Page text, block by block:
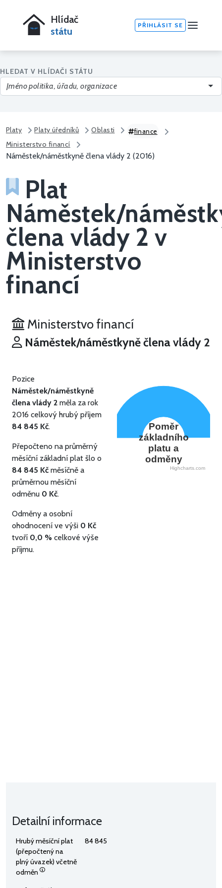
Hlídač
státu
PŘIHLÁSIT SE
HLEDAT V HLÍDAČI STÁTU
Platy Platy úředníků Oblasti finance
Ministerstvo financí
Náměstek/náměstkyně člena vlády 2 (2016)
Plat
Náměstek/
člena vlády 2 v
Ministerstvo
financí
Ministerstvo financí
Náměstek/náměstkyně člena vlády 2
Pozice
Náměstek/náměstkyně
člena vlády 2 měla za rok
2016 celkový hrubý příjem
84 845 Kč.
Přepočteno na průměrný
měsíční základní plat šlo o
84 845 Kč měsíčně a
průměrnou měsíční
odměnu 0 Kč.
Odměny a osobní
ohodnocení ve výši 0 Kč
tvoří 0,0 % celkové výše
příjmu.
Poměr
základního
platu a
odměny
Highcharts.com
Detailní informace
Hrubý měsíční plat
(přepočtený na
plný úvazek) včetně
odměn
84 845